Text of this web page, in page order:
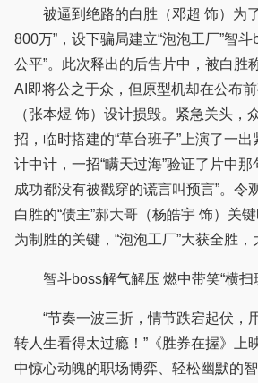
被逼到绝路的白胜（邓超 饰）为了
800万”，设下骗局建立“泡泡工厂”智
公平”。此次释出的后告片中，被白胜
AI即将公之于众，但原型机却在公布
（张本煜 饰）设计损毁。紧急关头，
招，临时搭建的“草台班子”上演了一出
计中计，一招“瞒天过海”验证了片中
成功都没有被戳穿的谎言叫预言”。令
白胜的“债主”郝大哥（杨皓宇 饰）关
为制胜的关键，“泡泡工厂”大获全胜，
智斗boss解气解压 燃中带笑“横扫
“节奏一波三折，情节跌宕起伏，用
转人生看得太过瘾！”《胜券在握》上
中惊心动魄的职场博弈、轻松幽默的